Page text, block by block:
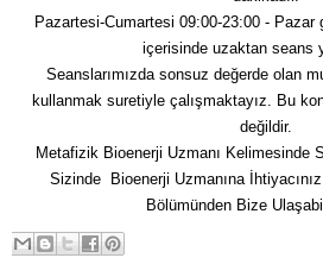
Pazartesi-Cumartesi 09:00-23:00 -
içerisinde uzaktan seans
Seanslarımızda sonsuz değerde olan
kullanmak suretiyle çalışmaktayız. Bu
değildir.
Metafizik Bioenerji Uzmanı Kelimesinde
Sizinde Bioenerji Uzmanına
Bölümünden Bize